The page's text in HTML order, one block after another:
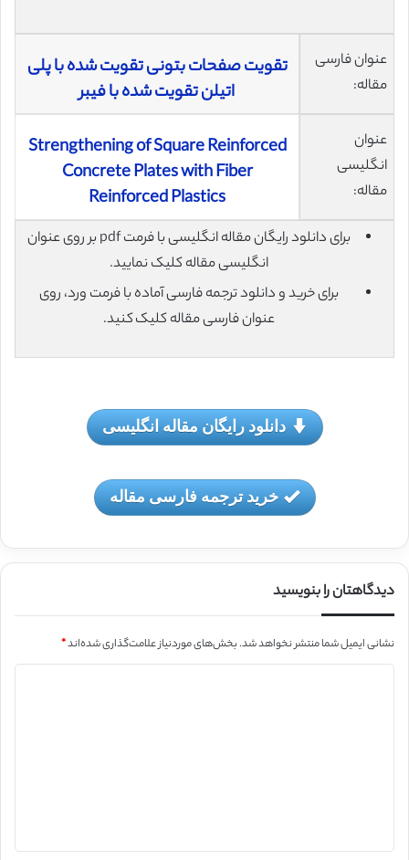
عنوان فارسی
مقاله:
تقویت صفحات بتونی تقویت شده با پلی
اتیلن تقویت شده با فیبر
عنوان
انگلیسی
مقاله:
Strengthening of Square Reinforced
Concrete Plates with Fiber
Reinforced Plastics
برای دانلود رایگان مقاله انگلیسی با فرمت pdf بر روی عنوان
انگلیسی مقاله کلیک نمایید.
برای خرید و دانلود ترجمه فارسی آماده با فرمت ورد، روی
عنوان فارسی مقاله کلیک کنید.
دانلود رایگان مقاله انگلیسی
خرید ترجمه فارسی مقاله
دیدگاهتان را بنویسید
نشانی ایمیل شما منتشر نخواهد شد.بخش‌های موردنیاز علامت‌گذاری شده‌اند*